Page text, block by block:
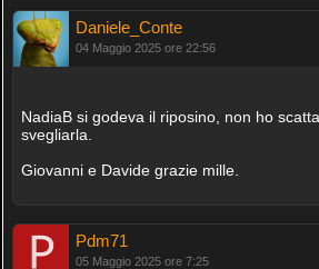
Daniele_Conte
04 Maggio 2025 ore 22:56
NadiaB si godeva il riposino, non ho
svegliarla.
Giovanni e Davide grazie mille.
Pdm71
05 Maggio 2025 ore 7:25